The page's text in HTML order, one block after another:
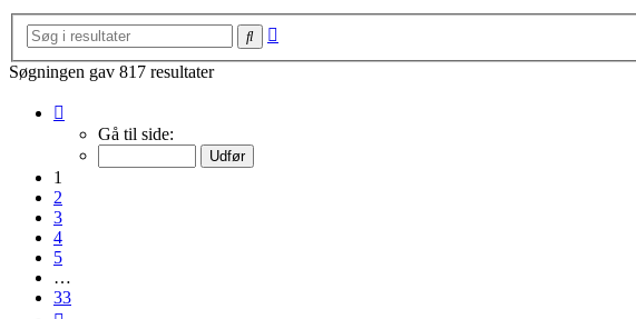
Søg
Søgningen gav 817 resultater
Gå til side:
1
2
3
4
5
…
33